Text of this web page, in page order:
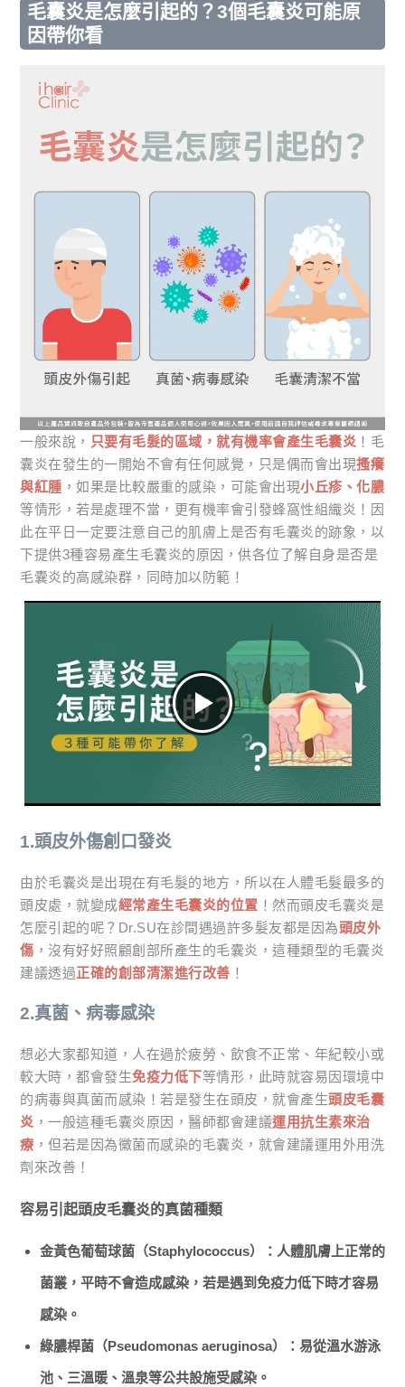
毛囊炎是怎麼引起的？3個毛囊炎可能原
因帶你看
一般來說， 只要有毛髮的區域，就有機率會產生毛囊炎 ！毛
囊炎在發生的一開始不會有任何感覺，只是偶而會出現搔癢
與紅腫 ，如果是比較嚴重的感染，可能會出現小丘疹、化膿
等情形，若是處理不當，更有機率會引發蜂窩性組織炎！因
此在平日一定要注意自己的肌膚上是否有毛囊炎的跡象，以
下提供3種容易產生毛囊炎的原因，供各位了解自身是否是
毛囊炎的高感染群，同時加以防範！
1.頭皮外傷創口發炎
由於毛囊炎是出現在有毛髮的地方，所以在人體毛髮最多的
頭皮處，就變成經常產生毛囊炎的位置 ！然而頭皮毛囊炎是
怎麼引起的呢？Dr.SU在診間遇過許多髮友都是因為頭皮外
傷 ，沒有好好照顧創部所產生的毛囊炎，這種類型的毛囊炎
建議透過正確的創部清潔進行改善 ！
2.真菌、病毒感染
想必大家都知道，人在過於疲勞、飲食不正常、年紀較小或
較大時，都會發生免疫力低下等情形，此時就容易因環境中
的病毒與真菌而感染！若是發生在頭皮，就會產生頭皮毛囊
炎 ，一般這種毛囊炎原因，醫師都會建議運用抗生素來治
療 ，但若是因為黴菌而感染的毛囊炎，就會建議運用外用洗
劑來改善！
容易引起頭皮毛囊炎的真菌種類
金黃色葡萄球菌（Staphylococcus）：人體肌膚上正常的
菌叢，平時不會造成感染，若是遇到免疫力低下時才容易
感染。
綠膿桿菌（Pseudomonas aeruginosa）：易從溫水游泳
池、三溫暖、溫泉等公共設施受感染。